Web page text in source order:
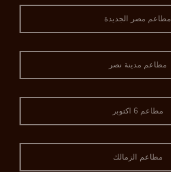
مطاعم مصر الجديدة
مطاعم مدينة نصر
مطاعم 6 اكتوبر
مطاعم الزمالك